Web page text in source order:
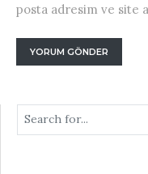
posta adresim ve site